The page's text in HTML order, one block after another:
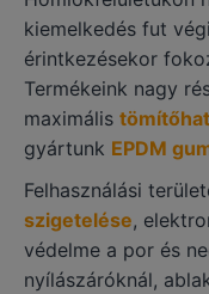
kiemelkedés fut
érintkezésekor
Termékeink nagy
maximális
gyártunk EPDM
Felhasználási
szigetelése,
védelme a por és
nyílászáróknál,